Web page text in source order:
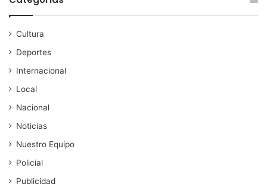
Cultura
Deportes
Internacional
Local
Nacional
Noticias
Nuestro Equipo
Policial
Publicidad